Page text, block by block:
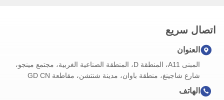
اتصال سريع
العنوان
المبنى A11، المنطقة D، المنطقة الصناعية الغربية، مجتمع مينجو،
شارع شاجينغ، منطقة باوان، مدينة شنتشن، مقاطعة GD CN
الهاتف